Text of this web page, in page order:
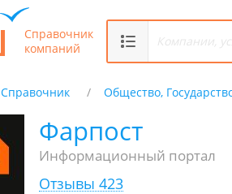
Справочник
компаний
Справочник Общество,
Фарпост
Информационный портал
Отзывы 423